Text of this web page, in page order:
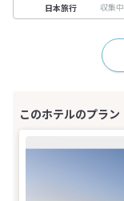
日本旅行 収集中